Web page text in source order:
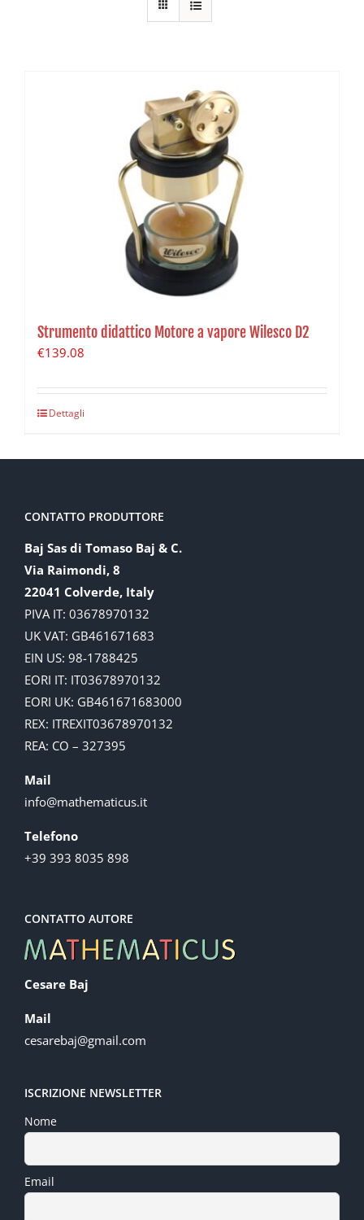
Strumento didattico Motore a vapore Wilesco D2
€139.08
Dettagli
CONTATTO PRODUTTORE
Baj Sas di Tomaso Baj & C.
Via Raimondi, 8
22041 Colverde, Italy
PIVA IT: 03678970132
UK VAT: GB461671683
EIN US: 98-1788425
EORI IT: IT03678970132
EORI UK: GB461671683000
REX: ITREXIT03678970132
REA: CO – 327395
Mail
info@mathematicus.it
Telefono
+39 393 8035 898
CONTATTO AUTORE
Cesare Baj
Mail
cesarebaj@gmail.com
ISCRIZIONE NEWSLETTER
Nome
Email